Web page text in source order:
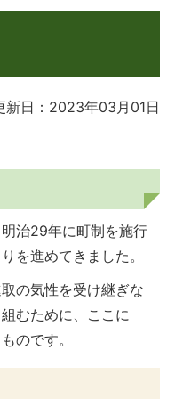
新日：2023年03月01日
治29年に町制を施行
を進めてきました。
の気性を受け継ぎな
むために、ここに
のです。